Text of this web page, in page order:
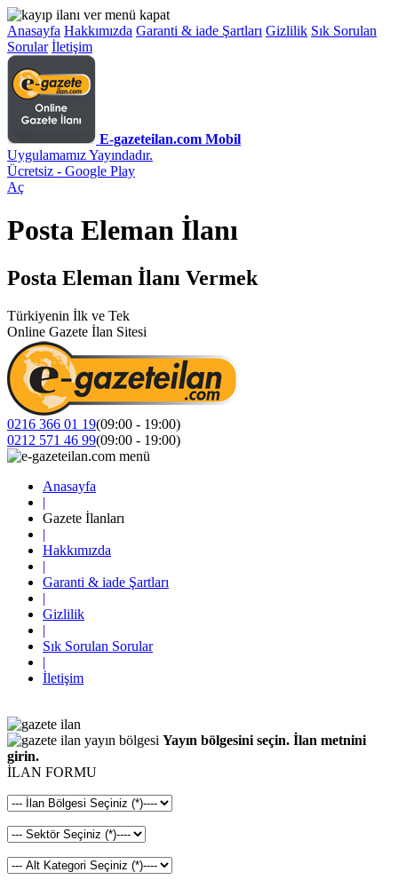
Anasayfa Hakkımızda Garanti & iade Şartları Gizlilik Sık Sorulan
Sorular İletişim
E-gazeteilan.com Mobil
Uygulamamız Yayındadır.
Ücretsiz - Google Play
Aç
Posta Eleman İlanı
Posta Eleman İlanı Vermek
Türkiyenin İlk ve Tek
Online Gazete İlan Sitesi
0216 366 01 19(09:00 - 19:00)
0212 571 46 99(09:00 - 19:00)
Anasayfa
|
Gazete İlanları
|
Hakkımızda
|
Garanti & iade Şartları
|
Gizlilik
|
Sık Sorulan Sorular
|
İletişim
Yayın bölgesini seçin. İlan metnini
girin.
İLAN FORMU